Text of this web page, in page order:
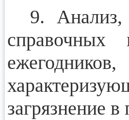
9. Анализ,
справочных
загрязнение